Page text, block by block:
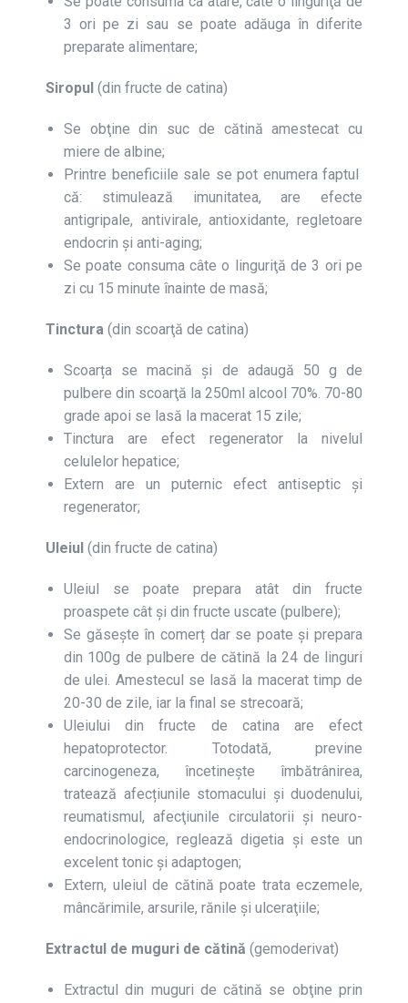
3 ori pe zi sau se poate adăuga în diferite
preparate alimentare;
Siropul (din fructe de catina)
Se obţine din suc de cătină amestecat cu
miere de albine;
Printre beneficiile sale se pot enumera faptul
că: stimulează imunitatea, are efecte
antigripale, antivirale, antioxidante, regletoare
endocrin și anti-aging;
Se poate consuma câte o linguriţă de 3 ori pe
zi cu 15 minute înainte de masă;
Tinctura (din scoarţă de catina)
Scoarța se macină și de adaugă 50 g de
pulbere din scoarţă la 250ml alcool 70%. 70-80
grade apoi se lasă la macerat 15 zile;
Tinctura are efect regenerator la nivelul
celulelor hepatice;
Extern are un puternic efect antiseptic și
regenerator;
Uleiul (din fructe de catina)
Uleiul se poate prepara atât din fructe
proaspete cât şi din fructe uscate (pulbere);
Se găsește în comerț dar se poate și prepara
din 100g de pulbere de cătină la 24 de linguri
de ulei. Amestecul se lasă la macerat timp de
20-30 de zile, iar la final se strecoară;
Uleiului din fructe de catina are efect
hepatoprotector. Totodată, previne
carcinogeneza, încetineşte îmbătrânirea,
tratează afecțiunile stomacului și duodenului,
reumatismul, afecţiunile circulatorii şi neuro-
endocrinologice, reglează digetia şi este un
excelent tonic și adaptogen;
Extern, uleiul de cătină poate trata eczemele,
mâncărimile, arsurile, rănile şi ulceraţiile;
Extractul de muguri de cătină (gemoderivat)
Extractul din muguri de cătină se obţine prin